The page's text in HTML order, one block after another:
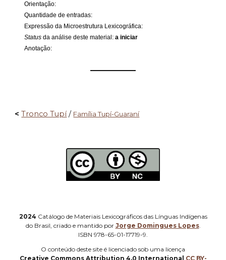
Orientação:
Quantidade de entradas:
Expressão da Microestrutura Lexicográfica:
Status da análise deste material:a iniciar
Anotação:
——————
< Tronco Tupí/ Família Tupí-Guaraní
2024 Catálogo de Materiais Lexicográficos das Línguas Indígenas
do Brasil, criado e mantido por Jorge Domingues Lopes.
ISBN 978-65-01-17719-9.
O conteúdo deste site é licenciado sob uma licença
Creative Commons Attribution 4.0 International CC BY-